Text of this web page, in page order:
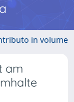
in volume
am